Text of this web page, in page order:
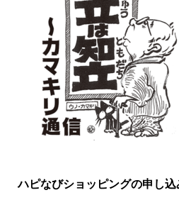
ハピなびショッピングの申し